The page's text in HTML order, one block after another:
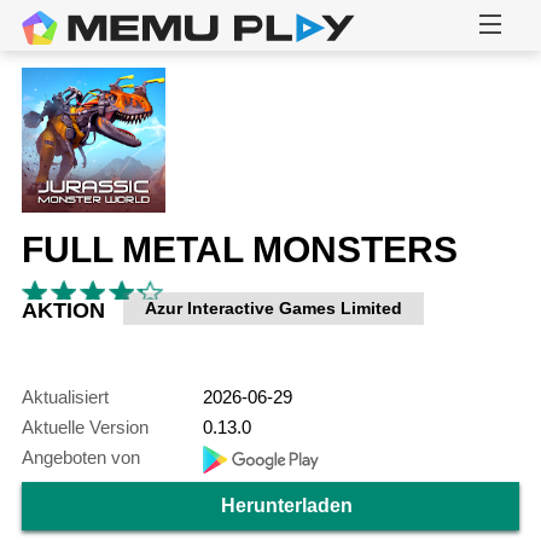
FULL METAL MONSTERS
AKTION Azur Interactive Games Limited
Aktualisiert
2026-06-29
Aktuelle Version
0.13.0
Angeboten von
Herunterladen